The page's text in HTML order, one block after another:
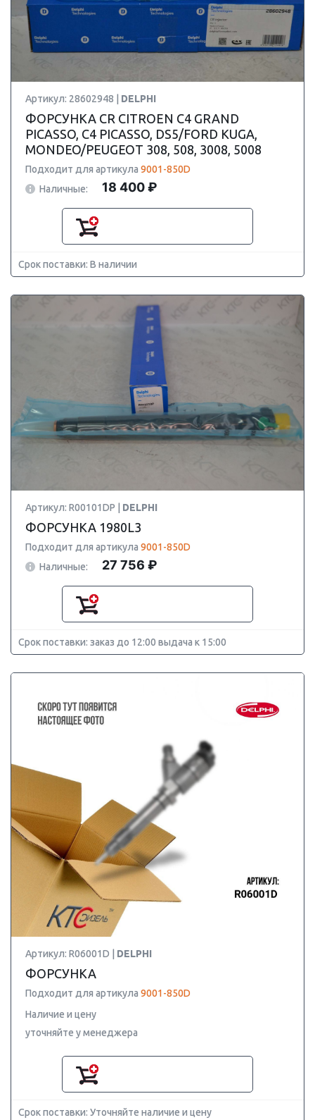
Артикул: 28602948 | DELPHI
ФОРСУНКА CR CITROEN C4 GRAND
PICASSO, C4 PICASSO, DS5/FORD KUGA,
MONDEO/PEUGEOT 308, 508, 3008, 5008
Подходит для артикула 9001-850D
Наличные:
18 400 ₽
Срок поставки: В наличии
Артикул: R00101DP | DELPHI
ФОРСУНКА 1980L3
Подходит для артикула 9001-850D
Наличные:
27 756 ₽
Срок поставки: заказ до 12:00 выдача к 15:00
Артикул: R06001D | DELPHI
ФОРСУНКА
Подходит для артикула 9001-850D
Наличие и цену
уточняйте у менеджера
Срок поставки: Уточняйте наличие и цену